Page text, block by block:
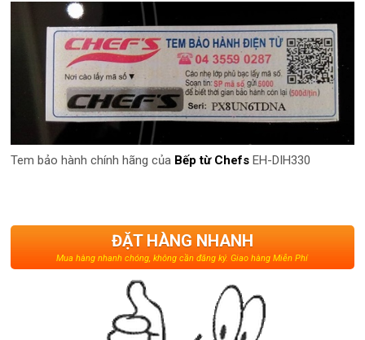
Tem bảo hành chính hãng của Bếp từ Chefs EH-DIH330
ĐẶT HÀNG NHANH
Mua hàng nhanh chóng, không cần đăng ký. Giao hàng Miễn Phí